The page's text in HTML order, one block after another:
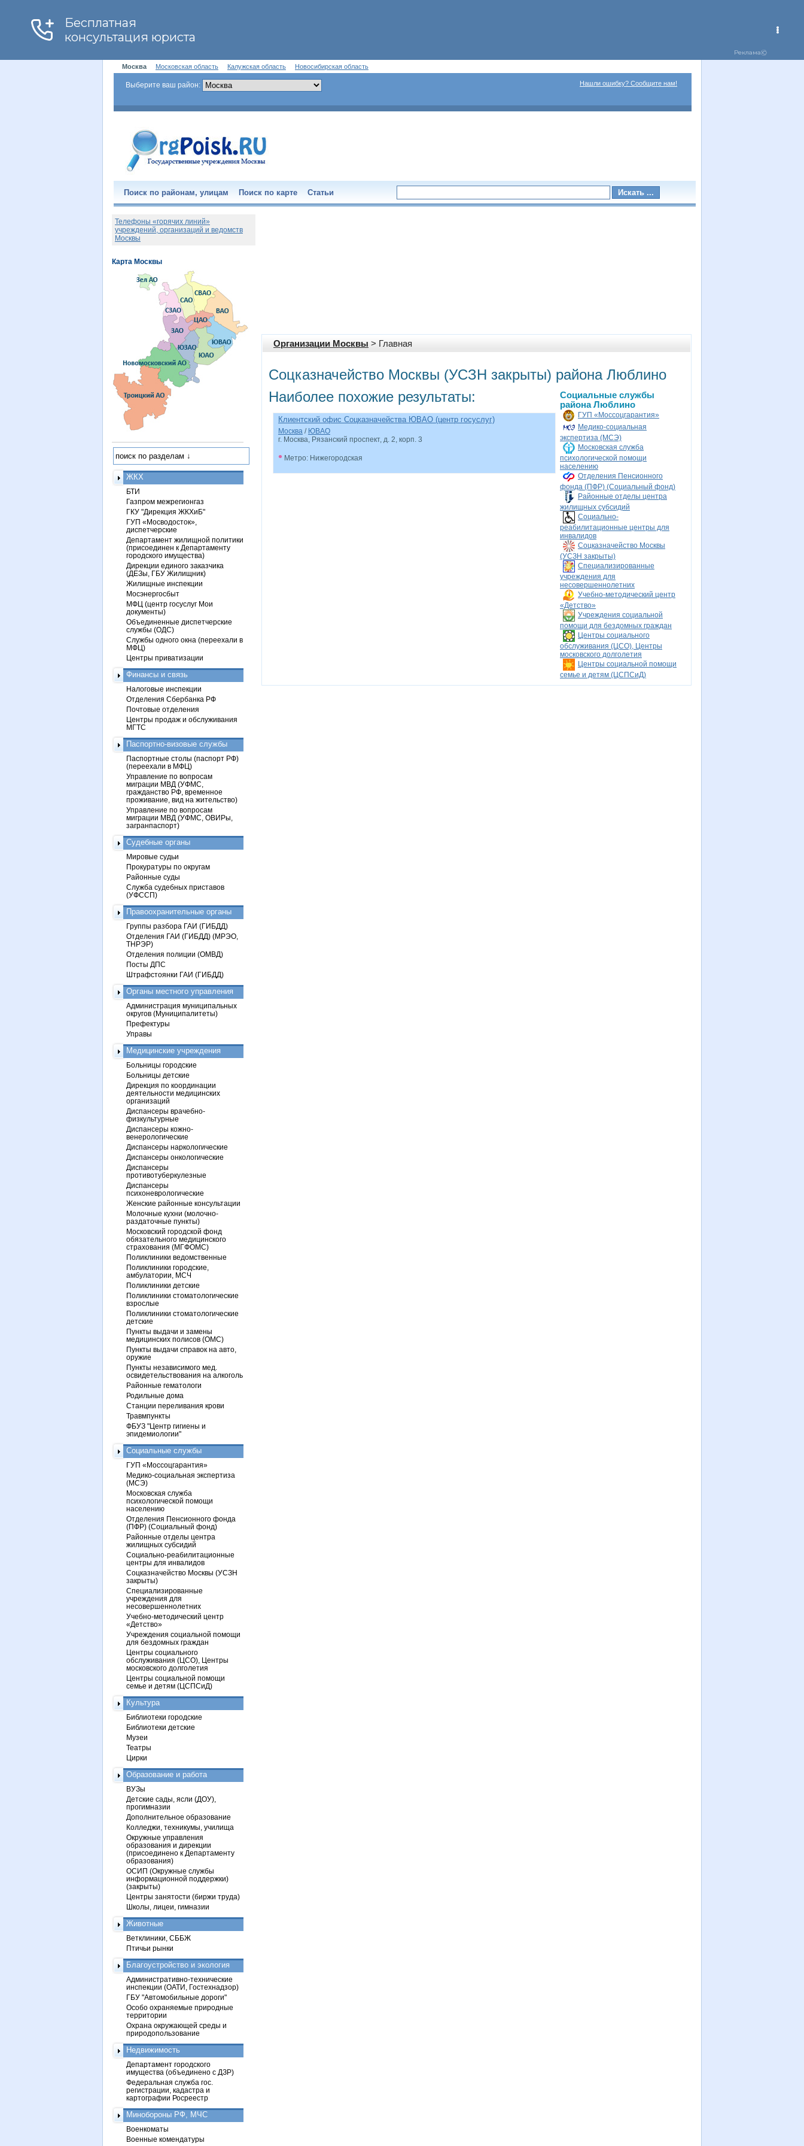
Москва Московская область Калужская область Новосибирская область
Выберите ваш район: Нашли ошибку? Сообщите нам!
Поиск по районам, улицам Поиск по карте Статьи
Организации Москвы > Главная
Соцказначейство Москвы (УСЗН закрыты) района Люблино
Наиболее похожие результаты:
Клиентский офис Соцказначейства ЮВАО (центр госуслуг)
Москва / ЮВАО
г. Москва, Рязанский проспект, д. 2, корп. 3
• Метро: Нижегородская
Социальные службы
района Люблино
ГУП «Моссоцгарантия»
Медико-социальная
экспертиза (МСЭ)
Московская служба
психологической помощи
населению
Отделения Пенсионного
фонда (ПФР) (Социальный фонд)
Районные отделы центра
жилищных субсидий
Социально-
реабилитационные центры для
инвалидов
Соцказначейство Москвы
(УСЗН закрыты)
Специализированные
учреждения для
несовершеннолетних
Учебно-методический центр
«Детство»
Учреждения социальной
помощи для бездомных граждан
Центры социального
обслуживания (ЦСО), Центры
московского долголетия
Центры социальной помощи
семье и детям (ЦСПСиД)
Телефоны «горячих линий»
учреждений, организаций и ведомств
Москвы
ЖКХ
БТИ
Газпром межрегионгаз
ГКУ "Дирекция ЖКХиБ"
ГУП «Мосводосток»,
диспетчерские
Департамент жилищной политики
(присоединен к Департаменту
городского имущества)
Дирекции единого заказчика
(ДЕЗы, ГБУ Жилищник)
Жилищные инспекции
Мосэнергосбыт
МФЦ (центр госуслуг Мои
документы)
Объединенные диспетчерские
службы (ОДС)
Службы одного окна (переехали в
МФЦ)
Центры приватизации
Финансы и связь
Налоговые инспекции
Отделения Сбербанка РФ
Почтовые отделения
Центры продаж и обслуживания
МГТС
Паспортно-визовые службы
Паспортные столы (паспорт РФ)
(переехали в МФЦ)
Управление по вопросам
миграции МВД (УФМС,
гражданство РФ, временное
проживание, вид на жительство)
Управление по вопросам
миграции МВД (УФМС, ОВИРы,
загранпаспорт)
Судебные органы
Мировые судьи
Прокуратуры по округам
Районные суды
Служба судебных приставов
(УФССП)
Правоохранительные органы
Группы разбора ГАИ (ГИБДД)
Отделения ГАИ (ГИБДД) (МРЭО,
ТНРЭР)
Отделения полиции (ОМВД)
Посты ДПС
Штрафстоянки ГАИ (ГИБДД)
Органы местного управления
Администрация муниципальных
округов (Муниципалитеты)
Префектуры
Управы
Медицинские учреждения
Больницы городские
Больницы детские
Дирекция по координации
деятельности медицинских
организаций
Диспансеры врачебно-
физкультурные
Диспансеры кожно-
венерологические
Диспансеры наркологические
Диспансеры онкологические
Диспансеры
противотуберкулезные
Диспансеры
психоневрологические
Женские районные консультации
Молочные кухни (молочно-
раздаточные пункты)
Московский городской фонд
обязательного медицинского
страхования (МГФОМС)
Поликлиники ведомственные
Поликлиники городские,
амбулатории, МСЧ
Поликлиники детские
Поликлиники стоматологические
взрослые
Поликлиники стоматологические
детские
Пункты выдачи и замены
медицинских полисов (ОМС)
Пункты выдачи справок на авто,
оружие
Пункты независимого мед.
освидетельствования на алкоголь
Районные гематологи
Родильные дома
Станции переливания крови
Травмпункты
ФБУЗ "Центр гигиены и
эпидемиологии"
Социальные службы
ГУП «Моссоцгарантия»
Медико-социальная экспертиза
(МСЭ)
Московская служба
психологической помощи
населению
Отделения Пенсионного фонда
(ПФР) (Социальный фонд)
Районные отделы центра
жилищных субсидий
Социально-реабилитационные
центры для инвалидов
Соцказначейство Москвы (УСЗН
закрыты)
Специализированные
учреждения для
несовершеннолетних
Учебно-методический центр
«Детство»
Учреждения социальной помощи
для бездомных граждан
Центры социального
обслуживания (ЦСО), Центры
московского долголетия
Центры социальной помощи
семье и детям (ЦСПСиД)
Культура
Библиотеки городские
Библиотеки детские
Музеи
Театры
Цирки
Образование и работа
ВУЗы
Детские сады, ясли (ДОУ),
прогимназии
Дополнительное образование
Колледжи, техникумы, училища
Окружные управления
образования и дирекции
(присоединено к Департаменту
образования)
ОСИП (Окружные службы
информационной поддержки)
(закрыты)
Центры занятости (биржи труда)
Школы, лицеи, гимназии
Животные
Ветклиники, СББЖ
Птичьи рынки
Благоустройство и экология
Административно-технические
инспекции (ОАТИ, Гостехнадзор)
ГБУ "Автомобильные дороги"
Особо охраняемые природные
территории
Охрана окружающей среды и
природопользование
Недвижимость
Департамент городского
имущества (объединено с ДЗР)
Федеральная служба гос.
регистрации, кадастра и
картографии Росреестр
Минобороны РФ, МЧС
Военкоматы
Военные комендатуры